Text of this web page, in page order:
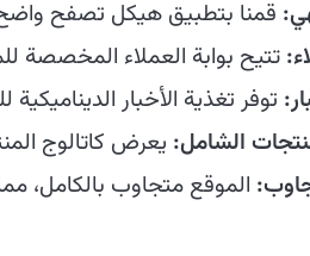
قمنا بتطبيق هيكل تصفح
تتيح بوابة العملاء المخصصة
توفر تغذية الأخبار
الشامل: يعرض كاتالوج
الموقع متجاوب بالكامل،